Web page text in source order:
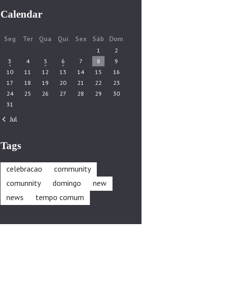
Calendar
Seg Ter Qua Qui Sex Sáb Dom
1
2
3
4 5 6 7 8
9
10
11 12 13 14 15
16
17
18 19 20 21 22
23
24
25 26 27 28 29
30
31
« Jul
Tags
celebracao
community
comunnity
domingo
new
news
tempo comum